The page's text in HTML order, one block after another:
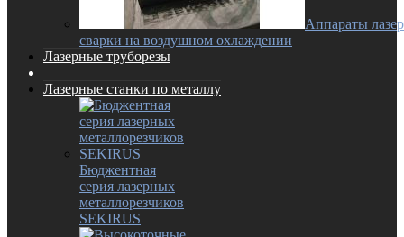
Аппараты
сварки на воздушном охлаждении
Лазерные труборезы
Лазерные станки по металлу
Бюджентная
серия лазерных
металлорезчиков
SEKIRUS